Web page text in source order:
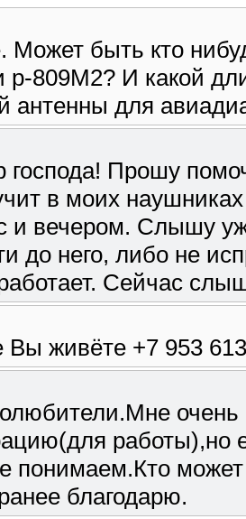
Может быть кто
р-809М2? И какой
антенны для
господа! Прошу
в моих
и вечером. Слышу
до него, либо не
Сейчас
Вы живёте +7 953
работы),но
понимаем.Кто
благодарю.